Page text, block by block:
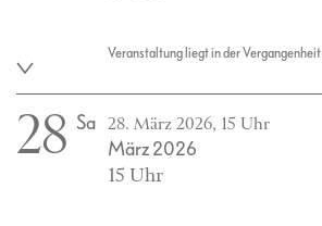
Veranstaltung liegt in der Vergangenheit
28 Sa 28. März 2026, 15 Uhr
März 2026
15 Uhr